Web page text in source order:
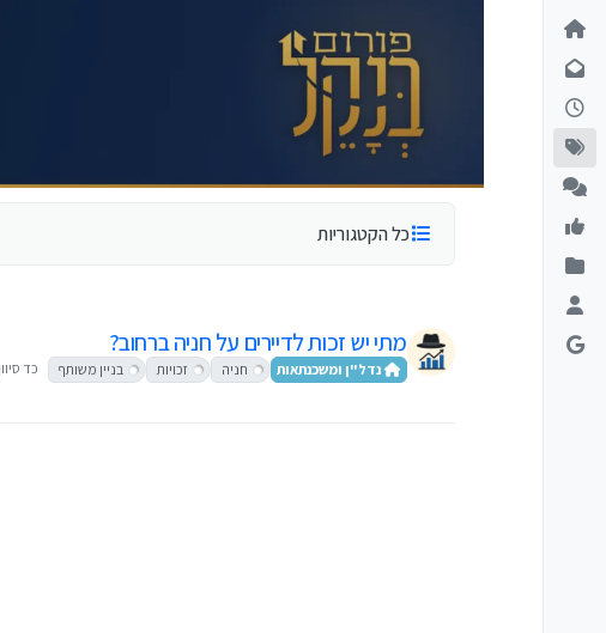
דילוג לתוכן
כל הקטגוריות
מתי יש זכות לדיירים על חניה ברחוב?
נדל"ן ומשכנתאות חניה זכויות בניין משותף כד